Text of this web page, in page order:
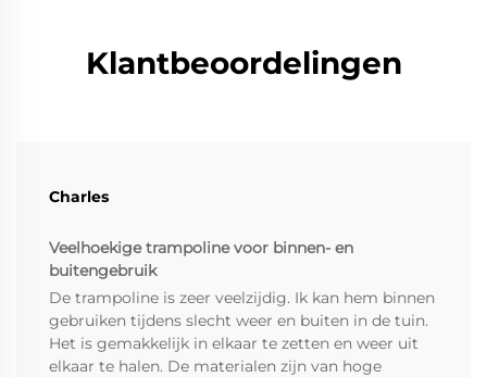
Klantbeoordelingen
Charles
Veelhoekige trampoline voor binnen- en
buitengebruik
De trampoline is zeer veelzijdig. Ik kan hem binnen
gebruiken tijdens slecht weer en buiten in de tuin.
Het is gemakkelijk in elkaar te zetten en weer uit
elkaar te halen. De materialen zijn van hoge